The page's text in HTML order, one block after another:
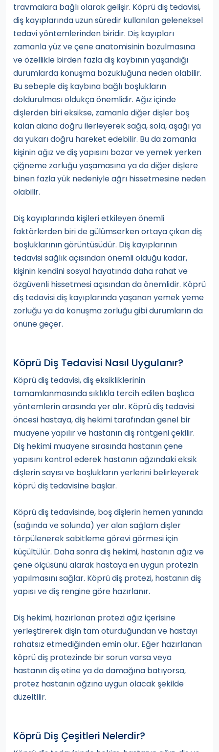
travmalara bağlı olarak gelişir. Köprü diş tedavisi,
diş kayıplarında uzun süredir kullanılan geleneksel
tedavi yöntemlerinden biridir. Diş kayıpları
zamanla yüz ve çene anatomisinin bozulmasına
ve özellikle birden fazla diş kaybının yaşandığı
durumlarda konuşma bozukluğuna neden olabilir.
Bu sebeple diş kaybına bağlı boşlukların
doldurulması oldukça önemlidir. Ağız içinde
dişlerden biri eksikse, zamanla diğer dişler boş
kalan alana doğru ilerleyerek sağa, sola, aşağı ya
da yukarı doğru hareket edebilir. Bu da zamanla
kişinin ağız ve diş yapısını bozar ve yemek yerken
çiğneme zorluğu yaşamasına ya da diğer dişlere
binen fazla yük nedeniyle ağrı hissetmesine neden
olabilir.
Diş kayıplarında kişileri etkileyen önemli
faktörlerden biri de gülümserken ortaya çıkan diş
boşluklarının görüntüsüdür. Diş kayıplarının
tedavisi sağlık açısından önemli olduğu kadar,
kişinin kendini sosyal hayatında daha rahat ve
özgüvenli hissetmesi açısından da önemlidir. Köprü
diş tedavisi diş kayıplarında yaşanan yemek yeme
zorluğu ya da konuşma zorluğu gibi durumların da
önüne geçer.
Köprü Diş Tedavisi Nasıl Uygulanır?
Köprü diş tedavisi, diş eksikliklerinin
tamamlanmasında sıklıkla tercih edilen başlıca
yöntemlerin arasında yer alır. Köprü diş tedavisi
öncesi hastaya, diş hekimi tarafından genel bir
muayene yapılır ve hastanın diş röntgeni çekilir.
Diş hekimi muayene sırasında hastanın çene
yapısını kontrol ederek hastanın ağzındaki eksik
dişlerin sayısı ve boşlukların yerlerini belirleyerek
köprü diş tedavisine başlar.
Köprü diş tedavisinde, boş dişlerin hemen yanında
(sağında ve solunda) yer alan sağlam dişler
törpülenerek sabitleme görevi görmesi için
küçültülür. Daha sonra diş hekimi, hastanın ağız ve
çene ölçüsünü alarak hastaya en uygun protezin
yapılmasını sağlar. Köprü diş protezi, hastanın diş
yapısı ve diş rengine göre hazırlanır.
Diş hekimi, hazırlanan protezi ağız içerisine
yerleştirerek dişin tam oturduğundan ve hastayı
rahatsız etmediğinden emin olur. Eğer hazırlanan
köprü diş protezinde bir sorun varsa veya
hastanın diş etine ya da damağına batıyorsa,
protez hastanın ağzına uygun olacak şekilde
düzeltilir.
Köprü Diş Çeşitleri Nelerdir?